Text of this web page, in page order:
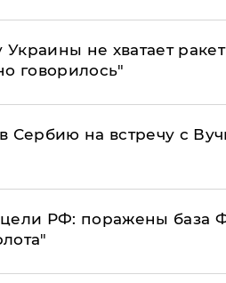
не хватает
говорилось"
на встречу с
цели РФ: поражены база